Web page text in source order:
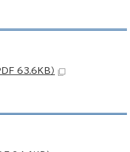
63.6KB）